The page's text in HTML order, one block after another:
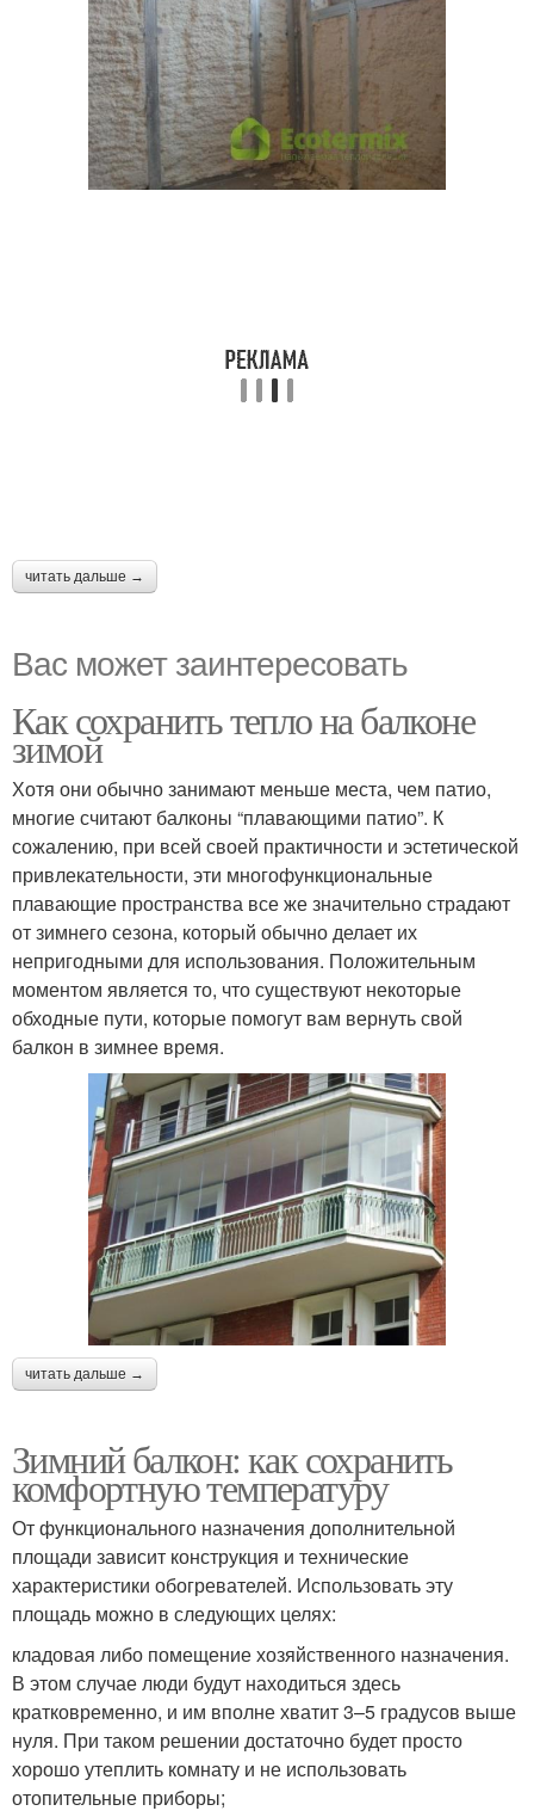
читать дальше →
Вас может заинтересовать
Как сохранить тепло на балконе
зимой
Хотя они обычно занимают меньше места, чем патио,
многие считают балконы “плавающими патио”. К
сожалению, при всей своей практичности и эстетической
привлекательности, эти многофункциональные
плавающие пространства все же значительно страдают
от зимнего сезона, который обычно делает их
непригодными для использования. Положительным
моментом является то, что существуют некоторые
обходные пути, которые помогут вам вернуть свой
балкон в зимнее время.
читать дальше →
Зимний балкон: как сохранить
комфортную температуру
От функционального назначения дополнительной
площади зависит конструкция и технические
характеристики обогревателей. Использовать эту
площадь можно в следующих целях:
кладовая либо помещение хозяйственного назначения.
В этом случае люди будут находиться здесь
кратковременно, и им вполне хватит 3–5 градусов выше
нуля. При таком решении достаточно будет просто
хорошо утеплить комнату и не использовать
отопительные приборы;